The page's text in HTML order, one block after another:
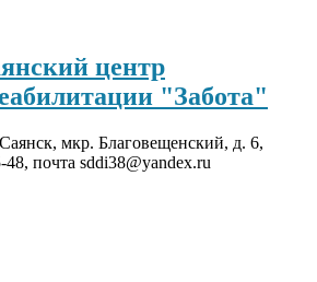
центр
"Забота"
мкр. Благовещенский, д. 6,
почта sddi38@yandex.ru